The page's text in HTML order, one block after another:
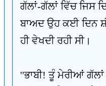
ਗੱਲਾਂ-ਗੱਲਾਂ ਵਿੱਚ ਜਿਸ
ਬਾਅਦ ਉਹ ਕਈ ਦਿਨ
ਹੀ ਵੇਖਦੀ ਰਹੀ ਸੀ।
''ਭਾਬੀ! ਤੂੰ ਮੇਰੀਆਂ ਗੱਲਾਂ